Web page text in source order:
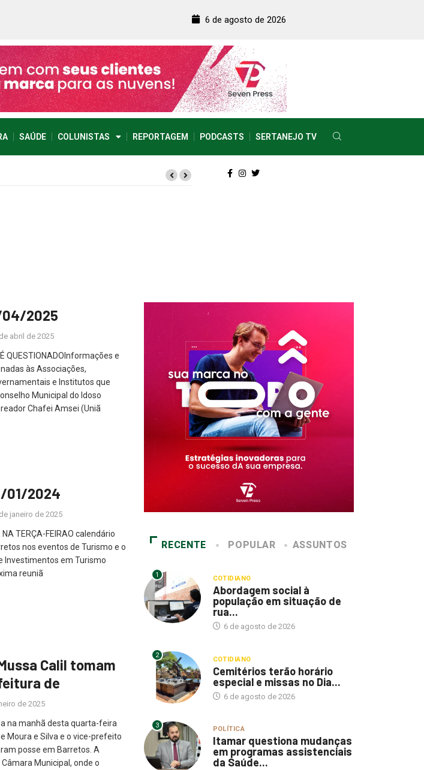
6 de agosto de 2026
SAÚDE COLUNISTAS REPORTAGEM PODCASTS SERTANEJO TV
04/2025
abril de 2025
É QUESTIONADOInformações e
às Associações,
e Institutos que
Municipal do Idoso
Chafei Amsei (Uniã
01/2024
janeiro de 2025
NA TERÇA-FEIRAO calendário
nos eventos de Turismo e o
Investimentos em Turismo
reuniã
Calil tomam
de
de 2025
na manhã desta quarta-feira
Moura e Silva e o vice-prefeito
posse em Barretos. A
Municipal, onde o
RECENTE POPULAR ASSUNTOS
1 COTIDIANO
Abordagem social à
população em situação de
rua...
6 de agosto de 2026
2 COTIDIANO
Cemitérios terão horário
especial e missas no Dia...
6 de agosto de 2026
3 POLÍTICA
Itamar questiona mudanças
em programas assistenciais
da Saúde...